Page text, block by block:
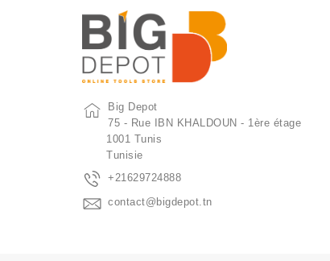
Big Depot
75 - Rue IBN KHALDOUN - 1ère étage
1001 Tunis
Tunisie
+21629724888
contact@bigdepot.tn